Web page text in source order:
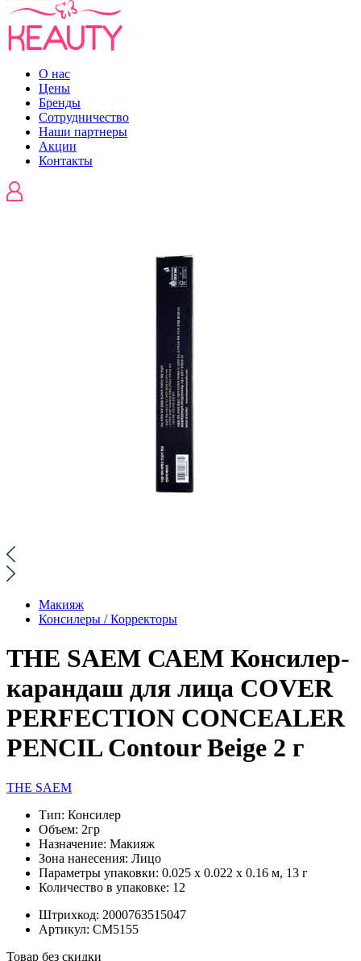
О нас
Цены
Бренды
Сотрудничество
Наши партнеры
Акции
Контакты
Макияж
Консилеры / Корректоры
THE SAEM САЕМ Консилер-
карандаш для лица COVER
PERFECTION CONCEALER
PENCIL Contour Beige 2 г
THE SAEM
Тип: Консилер
Объем: 2гр
Назначение: Макияж
Зона нанесения: Лицо
Параметры упаковки: 0.025 x 0.022 x 0.16 м, 13 г
Количество в упаковке: 12
Штрихкод: 2000763515047
Артикул: СМ5155
Товар без скидки